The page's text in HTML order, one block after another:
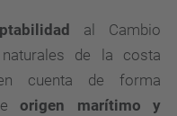
al Cambio
de la costa
cuenta de forma
origen marítimo y